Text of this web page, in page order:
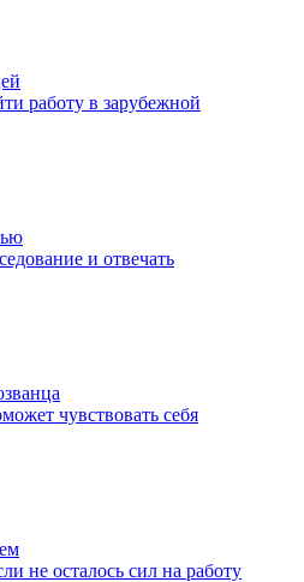
работу в зарубежной
и отвечать
чувствовать себя
не осталось сил на работу